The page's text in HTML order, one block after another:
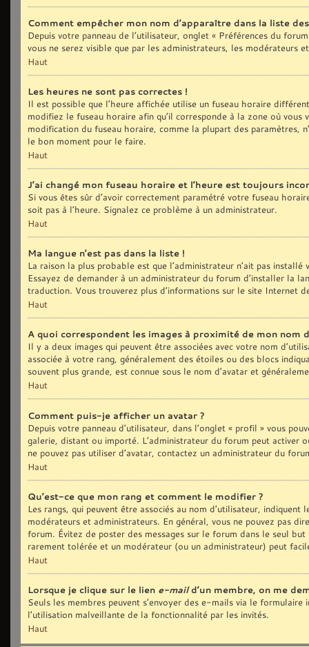
Comment empêcher mon nom d’apparaître dans la liste
Depuis votre panneau de l’utilisateur, onglet « Préférences du
vous ne serez visible que par les administrateurs, les modérateurs
Haut
Les heures ne sont pas correctes !
Il est possible que l’heure affichée utilise un fuseau horaire
modifiez le fuseau horaire afin qu’il corresponde à la zone où
modification du fuseau horaire, comme la plupart des paramètres,
le bon moment pour le faire.
Haut
J’ai changé mon fuseau horaire et l’heure est toujours
Si vous êtes sûr d’avoir correctement paramétré votre fuseau
soit pas à l’heure. Signalez ce problème à un administrateur.
Haut
Ma langue n’est pas dans la liste !
La raison la plus probable est que l’administrateur n’ait pas
Essayez de demander à un administrateur du forum d’installer la
traduction. Vous trouverez plus d’informations sur le site Internet
Haut
A quoi correspondent les images à proximité de mon nom
Il y a deux images qui peuvent être associées avec votre nom
associée à votre rang, généralement des étoiles ou des blocs
souvent plus grande, est connue sous le nom d’avatar et
Haut
Comment puis-je afficher un avatar ?
Depuis votre panneau d’utilisateur, dans l’onglet « profil » vous
galerie, distant ou importé. L’administrateur du forum peut activer
ne pouvez pas utiliser d’avatar, contactez un administrateur du
Haut
Qu’est-ce que mon rang et comment le modifier ?
Les rangs, qui peuvent être associés au nom d’utilisateur,
modérateurs et administrateurs. En général, vous ne pouvez pas
forum. Évitez de poster des messages sur le forum dans le seul
rarement tolérée et un modérateur (ou un administrateur) peut
Haut
Lorsque je clique sur le lien e-maild’un membre, on me
Seuls les membres peuvent s’envoyer des e-mails via le
l’utilisation malveillante de la fonctionnalité par les invités.
Haut